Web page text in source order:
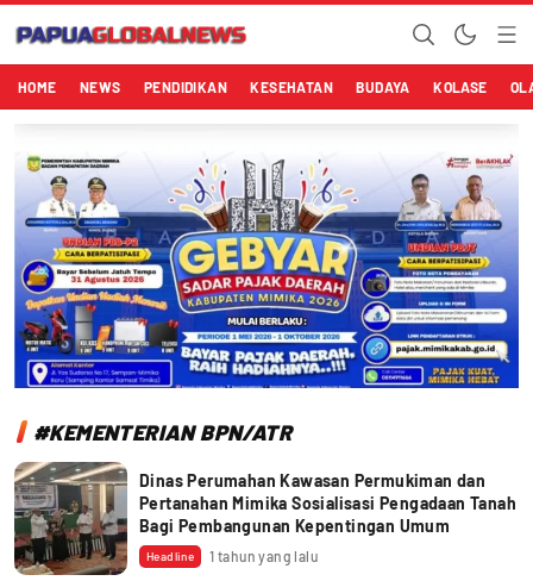
Papuaglobalnews.com
Menulis Fakta dengan Hati Bening
HOME NEWS PENDIDIKAN KESEHATAN BUDAYA KOLASE
#KEMENTERIAN BPN/ATR
Dinas Perumahan Kawasan Permukiman dan
Pertanahan Mimika Sosialisasi Pengadaan Tanah
Bagi Pembangunan Kepentingan Umum
Headline 1 tahun yang lalu